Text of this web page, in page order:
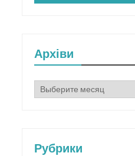
Архіви
Архіви
Рубрики